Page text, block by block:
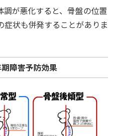
が悪化すると、骨盤の位置
状も併発することがありま
障害予防効果